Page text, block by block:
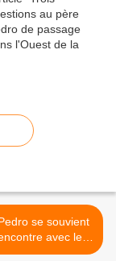
se souvient
avec le
Paul II à